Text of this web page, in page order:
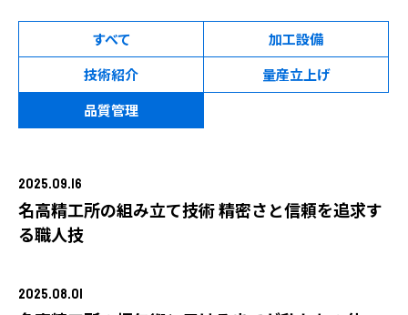
私たちについて
会社情報
製品・サービス
加工事例
すべて
加工設備
技術紹介
量産立上げ
品質管理
2025.09.16
名高精工所の組み立て技術 精密さと信頼を追求す
る職人技
2025.08.01